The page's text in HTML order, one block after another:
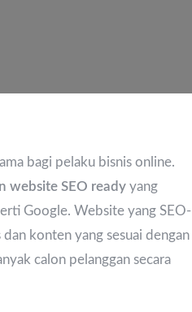
bagi pelaku bisnis online.
website SEO ready yang
Google. Website yang SEO-
konten yang sesuai dengan
calon pelanggan secara